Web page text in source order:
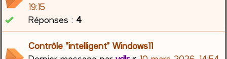
19:15
Réponses : 4
Contrôle "intelligent" Windows11